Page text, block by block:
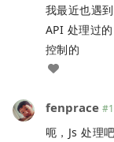
我最近也遇
API 处理过
控制的
fenprace
呃，Js 处理